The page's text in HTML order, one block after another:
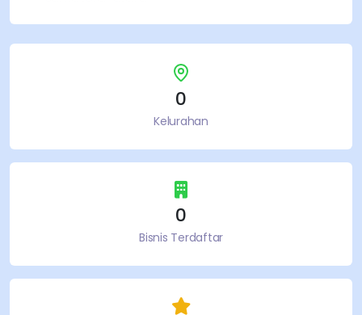
0
Kelurahan
0
Bisnis Terdaftar